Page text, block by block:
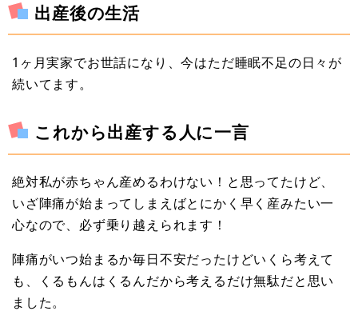
出産後の生活
1ヶ月実家でお世話になり、今はただ睡眠不足の日々が
続いてます。
これから出産する人に一言
絶対私が赤ちゃん産めるわけない！と思ってたけど、
いざ陣痛が始まってしまえばとにかく早く産みたい一
心なので、必ず乗り越えられます！
陣痛がいつ始まるか毎日不安だったけどいくら考えて
も、くるもんはくるんだから考えるだけ無駄だと思い
ました。